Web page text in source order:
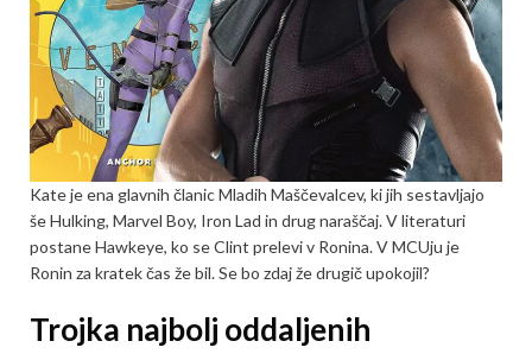
Kate je ena glavnih članic Mladih Maščevalcev, ki jih sestavljajo
še Hulking, Marvel Boy, Iron Lad in drug naraščaj. V literaturi
postane Hawkeye, ko se Clint prelevi v Ronina. V MCUju je
Ronin za kratek čas že bil. Se bo zdaj že drugič upokojil?
Trojka najbolj oddaljenih